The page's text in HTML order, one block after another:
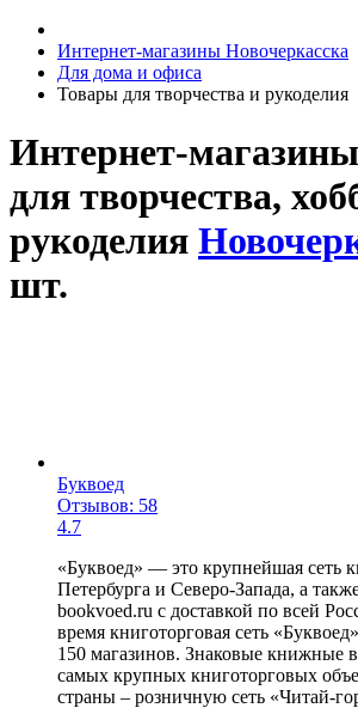
Интернет-магазины Новочеркасска
Для дома и офиса
Товары для творчества и рукоделия
Интернет-
для творчества,
рукоделия
шт.
Буквоед
Отзывов: 58
4.7
«Буквоед» — это крупнейшая сеть
Петербурга и Северо-Запада, а
bookvoed.ru с доставкой по всей
время книготорговая сеть
150 магазинов. Знаковые книжные
самых крупных книготорговых
страны – розничную сеть «Читай-